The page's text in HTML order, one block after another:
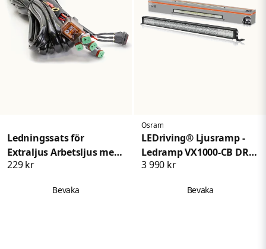
Ledningssats för
Extraljus Arbetsljus med
4 DTKontakt Version 2
229 kr
Bevaka
Osram
LEDriving® Ljusramp -
Ledramp VX1000-CB DR
SM
3 990 kr
Bevaka